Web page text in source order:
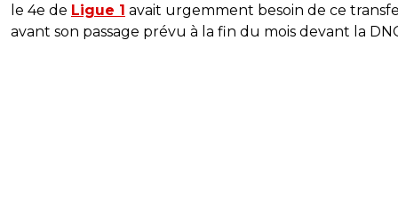
le 4e de Ligue 1 avait urgemment besoin de ce
avant son passage prévu à la fin du mois devant la